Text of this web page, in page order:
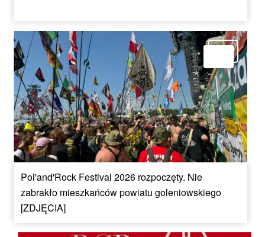
Pol'and'Rock Festival 2026 rozpoczęty. Nie
zabrakło mieszkańców powiatu goleniowskiego
[ZDJĘCIA]